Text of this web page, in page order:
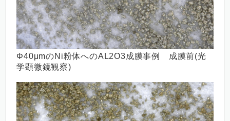
Φ40μmのNi粉体へのAL2O3成膜事例 成膜前(光
学顕微鏡観察)